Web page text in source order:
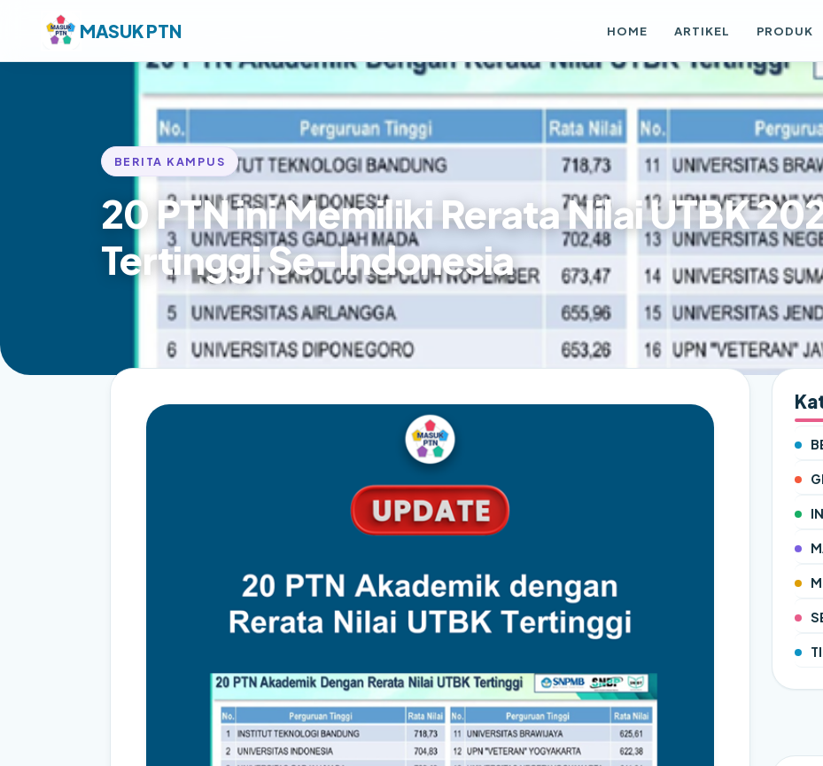
MASUK PTN HOME ARTIKEL PRODUK
BERITA KAMPUS
20 PTN ini Memiliki Rerata Nilai UTBK
Tertinggi Se-Indonesia